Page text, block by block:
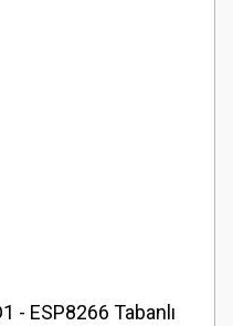
- ESP8266 Tabanlı